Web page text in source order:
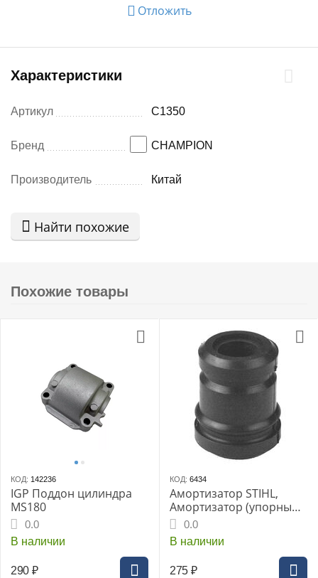
Отложить
Характеристики
Артикул C1350
Бренд CHAMPION
Производитель Китай
Найти похожие
Похожие товары
КОД: 142236
IGP Поддон цилиндра
MS180
0.0
В наличии
290 ₽
КОД: 6434
Амортизатор STIHL,
Амортизатор (упорный
буфер) для бензопилы
STIHL MS 170, 180
0.0
В наличии
275 ₽